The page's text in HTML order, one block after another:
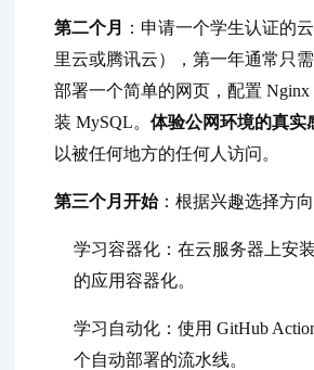
第二个月
：申请一个学生认证的
里云或腾讯云），第一年通常只
部署一个简单的网页，配置
装 MySQL。 体验公网环境的真实
以被任何地方的任何人访问。
第三个月开始：根据兴趣选择方向
学习容器化：在云服务器上安
的应用容器化。
学习自动化：使用 GitHub
个自动部署的流水线。